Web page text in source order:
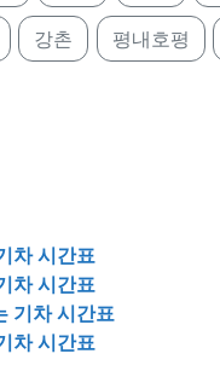
강촌 평내호평
차 시간표
차 시간표
기차 시간표
차 시간표